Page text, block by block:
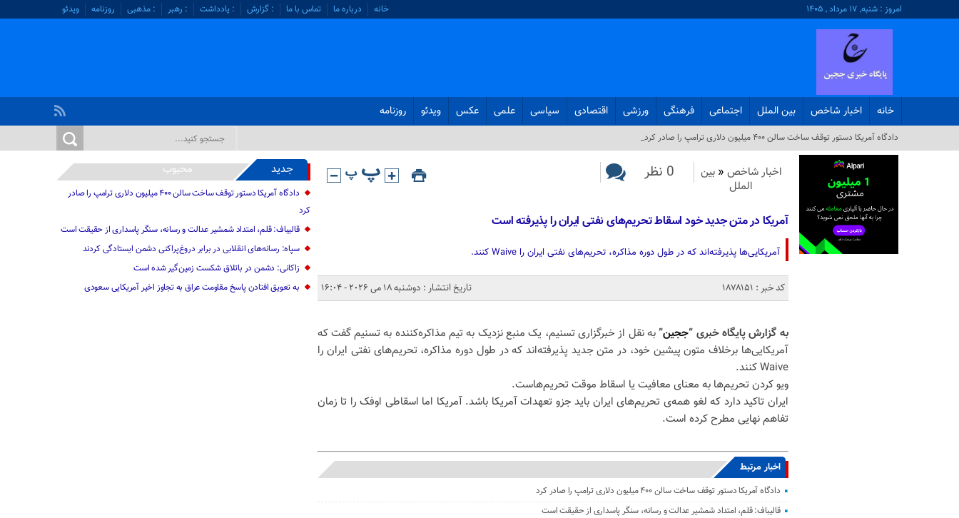
امروز : شنبه, ۱۷ مرداد , ۱۴۰۵ خانه درباره ما تماس با ما : گزارش : یادداشت : رهبر : مذهبی روزنامه ویدئو
خانه اخبار شاخص بین الملل اجتماعی فرهنگی ورزشی اقتصادی سیاسی علمی عکس ویدئو روزنامه
دادگاه آمریکا دستور توقف ساخت سالن ۴۰۰ میلیون دلاری ترامپ را صادر کرد_
اخبار شاخص « بین
الملل
0 نظر
آمریکا در متن جدید خود اسقاط تحریم‌های نفتی ایران را پذیرفته است
آمریکایی‌ها پذیرفته‌اند که در طول دوره مذاکره، تحریم‌های نفتی ایران را Waive کنند.
کد خبر : 1878151 تاریخ انتشار : دوشنبه 18 می 2026 - 16:04
به گزارش پایگاه خبری “ججین”به نقل از خبرگزاری تسنیم، یک منبع نزدیک به تیم مذاکره‌کننده به تسنیم گفت که
آمریکایی‌ها برخلاف متون پیشین خود، در متن جدید پذیرفته‌اند که در طول دوره مذاکره، تحریم‌های نفتی ایران را
Waive کنند.
ویو کردن تحریم‌ها به معنای معافیت یا اسقاط موقت تحریم‌هاست.
ایران تاکید دارد که لغو همه‌ی تحریم‌های ایران باید جزو تعهدات آمریکا باشد. آمریکا اما اسقاطی اوفک را تا زمان
تفاهم نهایی مطرح کرده است.
اخبار مرتبط
دادگاه آمریکا دستور توقف ساخت سالن ۴۰۰ میلیون دلاری ترامپ را صادر کرد
قالیباف: قلم، امتداد شمشیر عدالت و رسانه، سنگر پاسداری از حقیقت است
جدید محبوب
دادگاه آمریکا دستور توقف ساخت سالن ۴۰۰ میلیون دلاری ترامپ را صادر
کرد
قالیباف: قلم، امتداد شمشیر عدالت و رسانه، سنگر پاسداری از حقیقت است
سپاه: رسانه‌های انقلابی در برابر دروغ‌پراکنی دشمن ایستادگی کردند
زاکانی: دشمن در باتلاق شکست زمین‌گیر شده است
به تعویق افتادن پاسخ مقاومت عراق به تجاوز اخیر آمریکایی سعودی